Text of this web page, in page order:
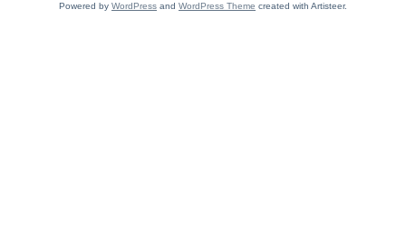
Powered by WordPress and WordPress Theme created with Artisteer.